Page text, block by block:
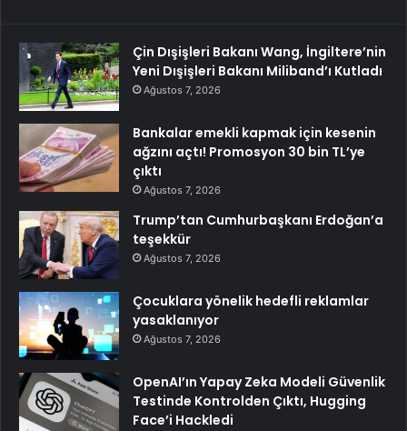
Çin Dışişleri Bakanı Wang, İngiltere’nin
Yeni Dışişleri Bakanı Miliband’ı Kutladı
Ağustos 7, 2026
Bankalar emekli kapmak için kesenin
ağzını açtı! Promosyon 30 bin TL’ye
çıktı
Ağustos 7, 2026
Trump’tan Cumhurbaşkanı Erdoğan’a
teşekkür
Ağustos 7, 2026
Çocuklara yönelik hedefli reklamlar
yasaklanıyor
Ağustos 7, 2026
OpenAI’ın Yapay Zeka Modeli Güvenlik
Testinde Kontrolden Çıktı, Hugging
Face’i Hackledi